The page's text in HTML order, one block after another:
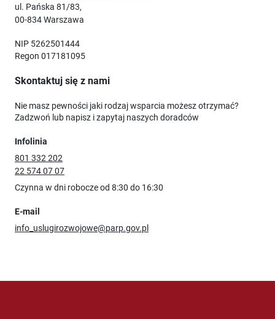
ul. Pańska 81/83,
00-834 Warszawa
NIP 5262501444
Regon 017181095
Skontaktuj się z nami
Nie masz pewności jaki rodzaj wsparcia możesz otrzymać?
Zadzwoń lub napisz i zapytaj naszych doradców
Infolinia
801 332 202
22 574 07 07
Czynna w dni robocze od 8:30 do 16:30
E-mail
info_uslugirozwojowe@parp.gov.pl